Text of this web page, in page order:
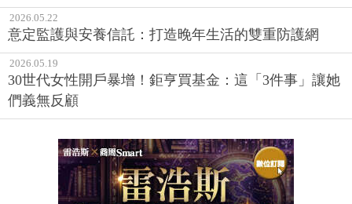
2026.05.22
意定監護與安養信託：打造晚年生活的雙重防護網
2026.05.19
30世代女性開戶暴增！鉅亨買基金：這「3件事」讓她
們義無反顧